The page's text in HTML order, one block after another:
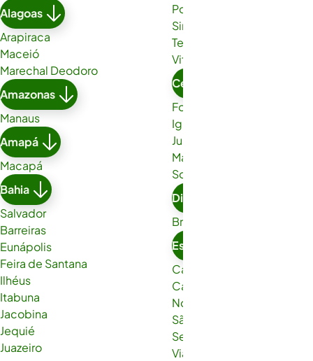
Alagoas
Arapiraca
Maceió
Marechal Deodoro
Amazonas
Manaus
Amapá
Macapá
Bahia
Salvador
Barreiras
Eunápolis
Feira de Santana
Ilhéus
Itabuna
Jacobina
Jequié
Juazeiro
Porto Seguro
Simões Filho
Teixeira de Freitas
Vitória da Conquista
Ceará
Fortaleza
Iguatu
Juazeiro do Norte
Maracanaú
Sobral
Distrito Federal
Brasília
Espírito Santo
Cachoeiro de Itapemirim
Cariacica
Nova Venécia
São Gabriel da Palha
Serra
Viana